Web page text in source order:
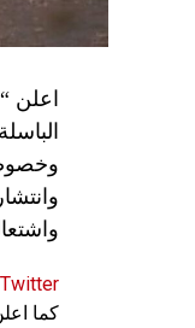
اعلن
كما